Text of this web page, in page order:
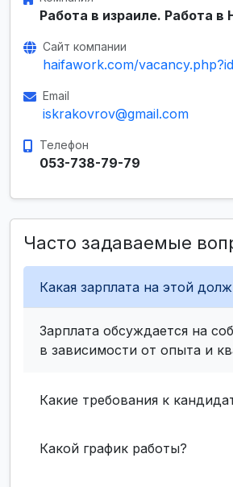
Работа в израиле. Работа в
Сайт компании
haifawork.com/
Email
iskrakovrov@gmail.com
Телефон
053-738-79-79
Часто задаваемые
Какая зарплата на этой
Зарплата обсуждается на
в зависимости от опыта и
Какие требования к
Какой график работы?